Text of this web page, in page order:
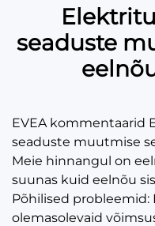
seaduste
EVEA kommentaarid
seaduste muutmise
Meie hinnangul on
suunas kuid eelnõu
Põhilised
olemasolevaid